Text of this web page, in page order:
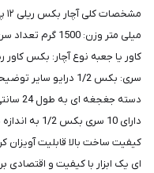
کاور یا جعبه نوع آچار: بکس کاور
سری: بکس 1/2 درایو
کیفیت ساخت بالا قابلیت آویزان
ای یک ابزار با کیفیت و اقتصادی